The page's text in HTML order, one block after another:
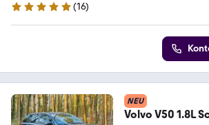
5 Sterne
(16)
NEU
Volvo V50 1.8L